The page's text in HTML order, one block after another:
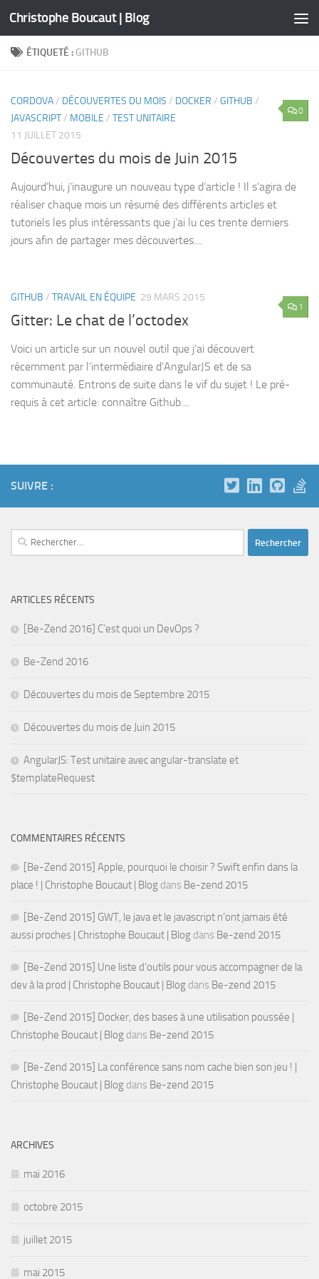
Skip to content
Christophe Boucaut | Blog
ÉTIQUETÉ : GITHUB
0
CORDOVA/ DÉCOUVERTES DU MOIS / DOCKER / GITHUB /
JAVASCRIPT/ MOBILE / TEST UNITAIRE
11 JUILLET 2015
Découvertes du mois de Juin 2015
Aujourd’hui, j’inaugure un nouveau type d’article ! Il s’agira de
réaliser chaque mois un résumé des différents articles et
tutoriels les plus intéressants que j’ai lu ces trente derniers
jours afin de partager mes découvertes....
1
GITHUB / TRAVAIL EN ÉQUIPE 29 MARS 2015
Gitter: Le chat de l’octodex
Voici un article sur un nouvel outil que j’ai découvert
récemment par l’intermédiaire d’AngularJS et de sa
communauté. Entrons de suite dans le vif du sujet ! Le pré-
requis à cet article: connaître Github....
SUIVRE :
Rechercher :
ARTICLES RÉCENTS
[Be-Zend 2016] C’est quoi un DevOps ?
Be-Zend 2016
Découvertes du mois de Septembre 2015
Découvertes du mois de Juin 2015
AngularJS: Test unitaire avec angular-translate et
$templateRequest
COMMENTAIRES RÉCENTS
[Be-Zend 2015] Apple, pourquoi le choisir ? Swift enfin dans la
place ! | Christophe Boucaut | Blog dans Be-zend 2015
[Be-Zend 2015] GWT, le java et le javascript n’ont jamais été
aussi proches | Christophe Boucaut | Blog dans Be-zend 2015
[Be-Zend 2015] Une liste d’outils pour vous accompagner de la
dev à la prod | Christophe Boucaut | Blog dans Be-zend 2015
[Be-Zend 2015] Docker, des bases à une utilisation poussée |
Christophe Boucaut | Blog dans Be-zend 2015
[Be-Zend 2015] La conférence sans nom cache bien son jeu ! |
Christophe Boucaut | Blog dans Be-zend 2015
ARCHIVES
mai 2016
octobre 2015
juillet 2015
mai 2015